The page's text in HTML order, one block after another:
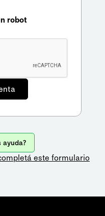
robot
ayuda?
este formulario